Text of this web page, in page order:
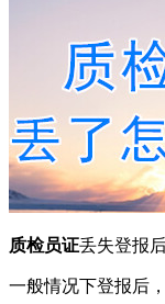
质检员证丢失登报
一般情况下登报后